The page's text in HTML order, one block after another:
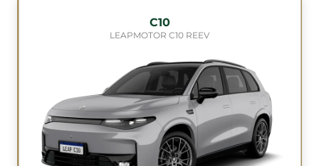
C10
LEAPMOTOR C10 REEV